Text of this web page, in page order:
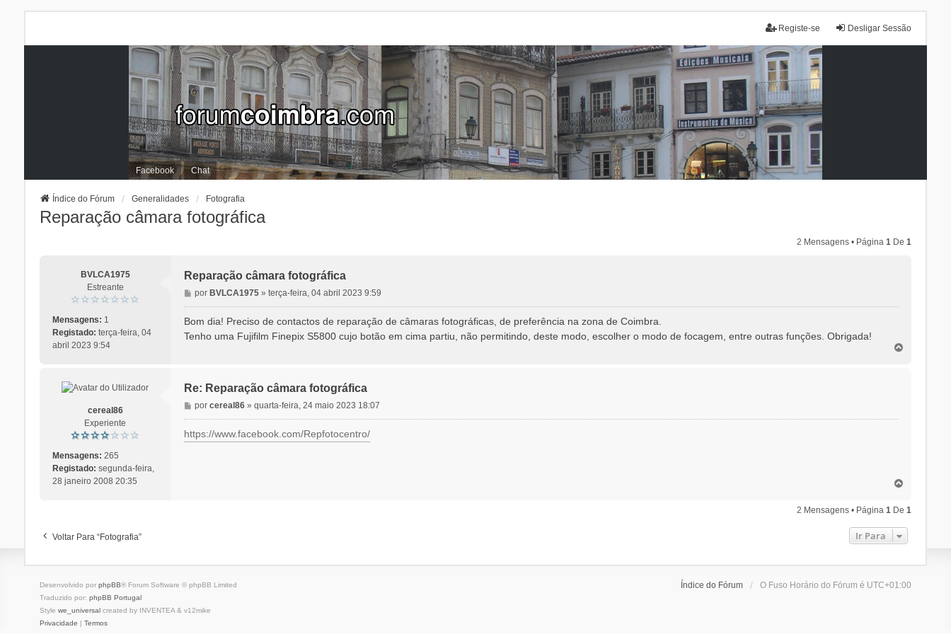
Desligar Sessão
Registe-se
Facebook Chat
Índice do Fórum Generalidades Fotografia
Reparação câmara fotográfica
2 Mensagens • Página1 De1
BVLCA1975
Estreante
Mensagens: 1
Registado: terça-feira, 04
abril 2023 9:54
Reparação câmara fotográfica
M
e
a
porBVLCA1975 »terça-feira, 04 abril 2023 9:59
Bom dia! Preciso de contactos de reparação de câmaras fotográficas, de preferência na zona de Coimbra.
Tenho uma Fujifilm Finepix S5800 cujo botão em cima partiu, não permitindo, deste modo, escolher o modo de focagem, entre outras funções. Obrigada!
cereal86
Experiente
Mensagens: 265
Registado: segunda-feira,
28 janeiro 2008 20:35
Re: Reparação câmara fotográfica
M
e
n
s
porcereal86 »quarta-feira, 24 maio 2023 18:07
https://www.facebook.com/Repfotocentro/
p
o
2 Mensagens • Página1 De1
Voltar Para “Fotografia” Ir Para
Índice do Fórum O Fuso Horário do Fórum é UTC+01:00
Desenvolvido por phpBB® Forum Software © phpBB Limited
Traduzido por: phpBB Portugal
Style we_universalcreated by INVENTEA & v12mike
Privacidade | Termos